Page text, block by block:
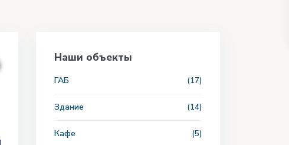
Наши объекты
ГАБ (17)
Здание (14)
Кафе (5)